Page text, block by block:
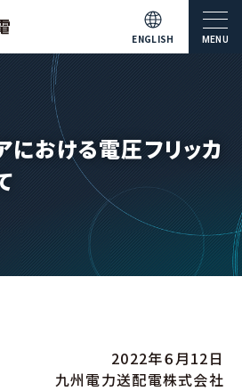
ENGLISH MENU
における電圧フリッカ
2022年６月12日
九州電力送配電株式会社